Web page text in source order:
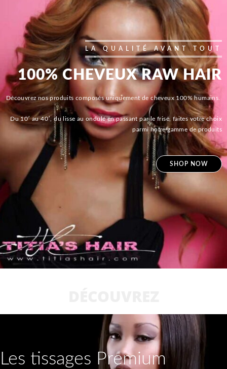
LA QUALITÉ AVANT TOUT
100% CHEVEUX RAW HAIR
Découvrez nos produits composés uniquement de cheveux 100% humains.
Du 10′ au 40′, du lisse au ondulé en passant par le frisé, faites votre choix
parmi notre gamme de produits
SHOP NOW
Les tissages Premium